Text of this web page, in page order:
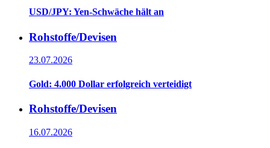
USD/JPY: Yen-Schwäche hält an
Rohstoffe/Devisen
23.07.2026
Gold: 4.000 Dollar erfolgreich verteidigt
Rohstoffe/Devisen
16.07.2026